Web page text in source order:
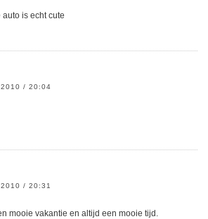
is echt cute
2010 / 20:04
/ 20:31
mooie vakantie en altijd een mooie tijd.